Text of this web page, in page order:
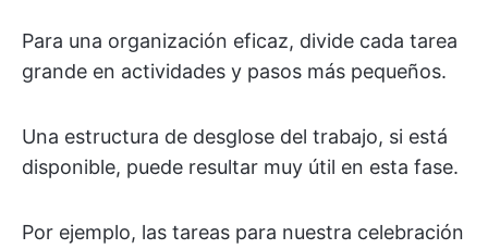
Para una organización eficaz, divide cada tarea
grande en actividades y pasos más pequeños.
Una estructura de desglose del trabajo, si está
disponible, puede resultar muy útil en esta fase.
Por ejemplo, las tareas para nuestra celebración